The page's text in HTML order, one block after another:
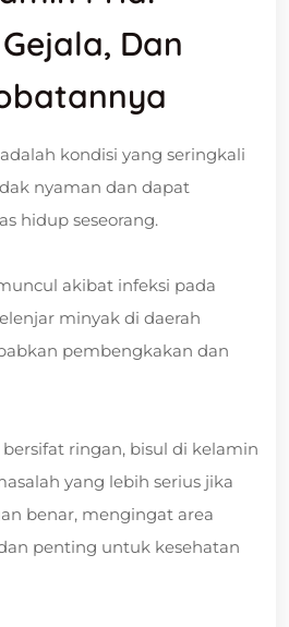
Dan
kondisi yang seringkali
nyaman dan dapat
hidup seseorang.
akibat infeksi pada
minyak di daerah
pembengkakan dan
ringan, bisul di kelamin
yang lebih serius jika
benar, mengingat area
penting untuk kesehatan